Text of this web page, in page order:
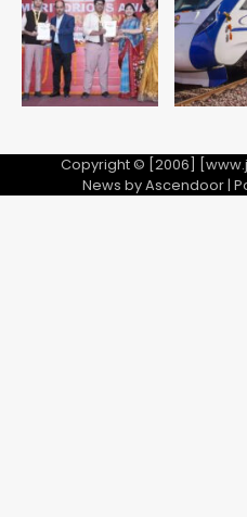
5
Team JHJ
Copyright © [2006]
News byAscendoor|